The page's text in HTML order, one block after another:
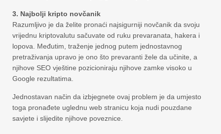
3. Najbolji kripto novčanik
Razumljivo je da želite pronaći najsigurniji novčanik da svoju
vrijednu kriptovalutu sačuvate od ruku prevaranata, hakera i
lopova. Međutim, traženje jednog putem jednostavnog
pretraživanja upravo je ono što prevaranti žele da učinite, a
njihove SEO vještine pozicioniraju njihove zamke visoko u
Google rezultatima.
Jednostavan način da izbjegnete ovaj problem je da umjesto
toga pronađete uglednu web stranicu koja nudi pouzdane
savjete i slijedite njihove poveznice.